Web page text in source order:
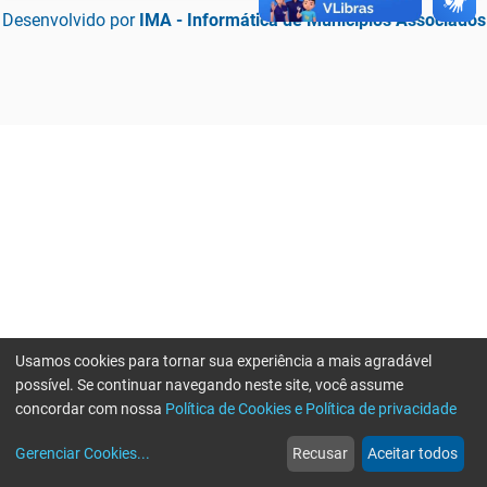
Desenvolvido por IMA - Informática de Municípios Associados
web
Notícias
more_horiz
Mais
Usamos cookies para tornar sua experiência a mais agradável
possível. Se continuar navegando neste site, você assume
concordar com nossa Política de Cookies e Política de privacidade
Gerenciar Cookies... Recusar Aceitar todos
Erro ao enviar informações, por favor tente novamente